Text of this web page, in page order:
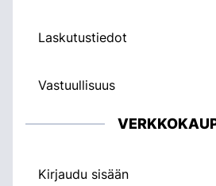
Laskutustiedot
Vastuullisuus
Kirjaudu sisään